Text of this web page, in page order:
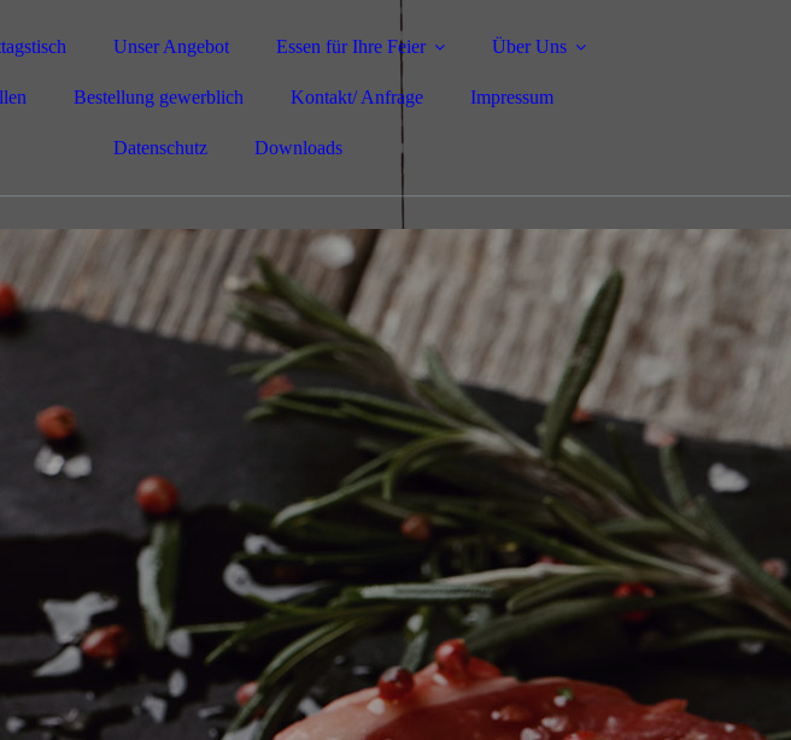
Unser Angebot Essen für Ihre Feier Über Uns
Bestellung gewerblich Kontakt/ Anfrage Impressum
Datenschutz Downloads